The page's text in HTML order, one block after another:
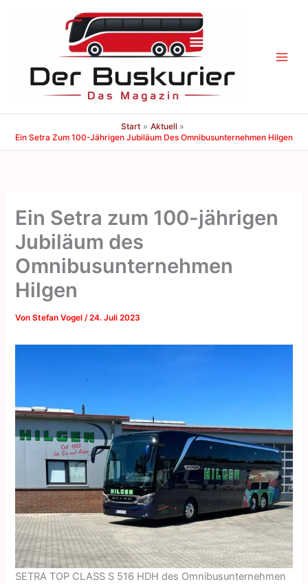
Start
Aktuell
Ein Setra Zum 100-Jährigen Jubiläum Des Omnibusunternehmen Hilgen
Ein Setra zum 100-jährigen
Jubiläum des
Omnibusunternehmen
Hilgen
VonStefan Vogel/24. Juli 2023
SETRA TOP CLASS S 516 HDH des Omnibusunternehmen